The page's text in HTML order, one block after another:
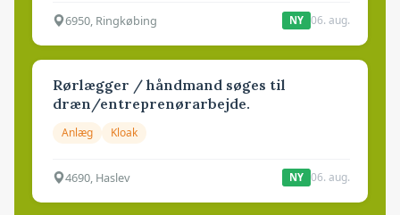
6950, Ringkøbing NY 06. aug.
Rørlægger / håndmand søges til
dræn/entreprenørarbejde.
Anlæg Kloak
4690, Haslev NY 06. aug.